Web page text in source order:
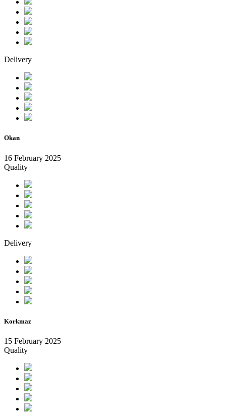
Delivery
Okan
16 February 2025
Quality
Delivery
Korkmaz
15 February 2025
Quality